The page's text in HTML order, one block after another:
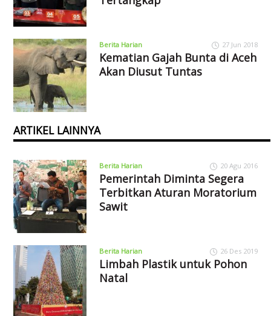
Berita Harian 27 Jun 2018
Kematian Gajah Bunta di Aceh
Akan Diusut Tuntas
ARTIKEL LAINNYA
Berita Harian 20 Agu 2016
Pemerintah Diminta Segera
Terbitkan Aturan Moratorium
Sawit
Berita Harian 26 Des 2019
Limbah Plastik untuk Pohon
Natal